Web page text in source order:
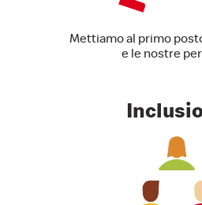
Mettiamo al primo
e le nostre